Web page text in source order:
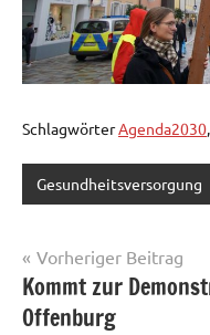
SchlagwörterAgenda2030,
Gesundheitsversorgung
Beitragsnavigation
Vorheriger Beitrag
Kommt zur
Offenburg